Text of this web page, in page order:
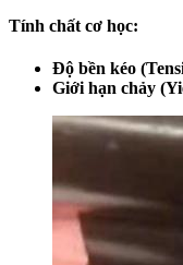
Tính chất cơ học:
Độ bền kéo
Giới hạn chảy